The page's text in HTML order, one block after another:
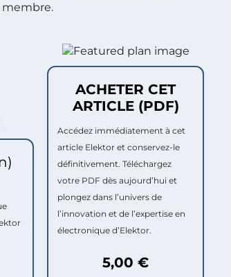
membre.
ACHETER CET
ARTICLE (PDF)
Accédez immédiatement à cet
article Elektor et conservez-le
définitivement. Téléchargez
votre PDF dès aujourd’hui et
plongez dans l’univers de
l’innovation et de l’expertise en
électronique d’Elektor.
5,00 €